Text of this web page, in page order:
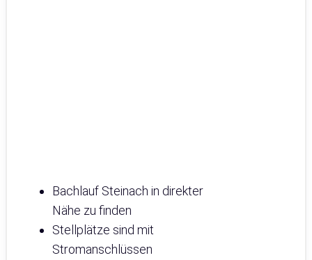
Bachlauf Steinach in direkter
Nähe zu finden
Stellplätze sind mit
Stromanschlüssen